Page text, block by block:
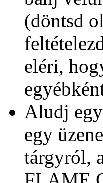
(döntsd
eléri,
Aludj
egy
tárgyról,